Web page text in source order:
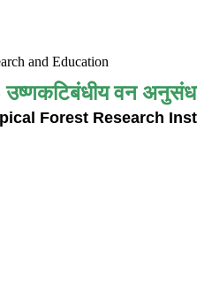
उष्णकटिबंधीय वन
Forest Research